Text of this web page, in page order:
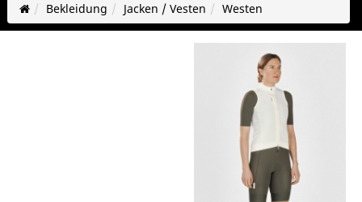
Bekleidung Jacken / Vesten Westen